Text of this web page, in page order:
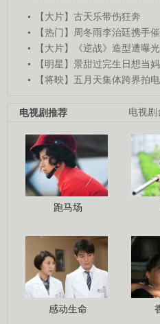
【大片】古天乐带伤狂奔
【热门】周冬雨李治廷携手
【大片】《逆战》造型遭曝光
【明星】景甜过完生日想当
【将映】五月天集体跨界拍
电视剧
电视剧推荐
跑马场
感动生命